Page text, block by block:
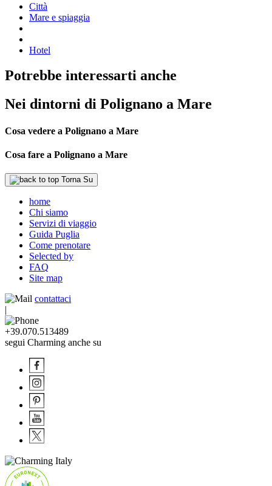
Città
Mare e spiaggia
Hotel
Potrebbe interessarti anche
Nei dintorni di Polignano a Mare
Cosa vedere a Polignano a Mare
Cosa fare a Polignano a Mare
Torna Su
home
Chi siamo
Servizi di viaggio
Guida Puglia
Come prenotare
Selected by
FAQ
Site map
contattaci
|
+39.070.513489
segui Charming anche su